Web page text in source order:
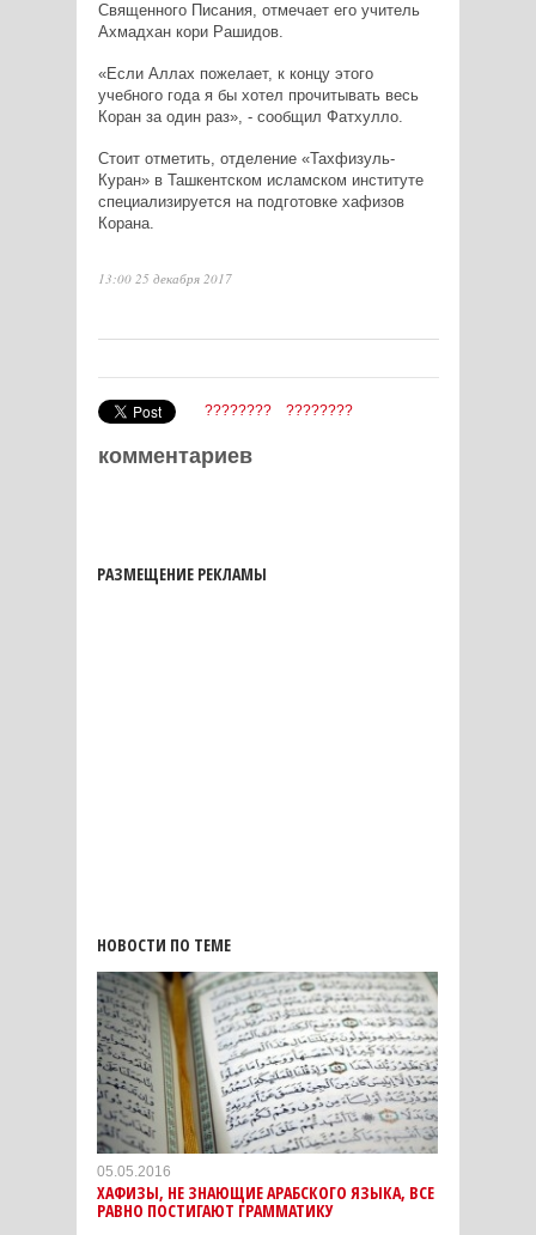
Священного Писания, отмечает его учитель
Ахмадхан кори Рашидов.
«Если Аллах пожелает, к концу этого
учебного года я бы хотел прочитывать весь
Коран за один раз», - сообщил Фатхулло.
Стоит отметить, отделение «Тахфизуль-
Куран» в Ташкентском исламском институте
специализируется на подготовке хафизов
Корана.
13:00 25 декабря 2017
???????? ????????
комментариев
РАЗМЕЩЕНИЕ РЕКЛАМЫ
НОВОСТИ ПО ТЕМЕ
05.05.2016
ХАФИЗЫ, НЕ ЗНАЮЩИЕ АРАБСКОГО ЯЗЫКА, ВСЕ
РАВНО ПОСТИГАЮТ ГРАММАТИКУ